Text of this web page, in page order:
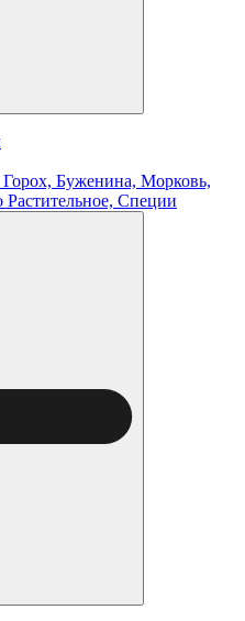
Буженина, Морковь,
Специи